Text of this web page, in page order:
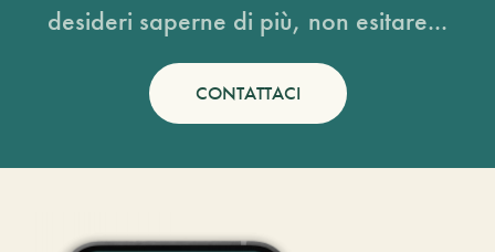
desideri saperne di più, non esitare...
CONTATTACI